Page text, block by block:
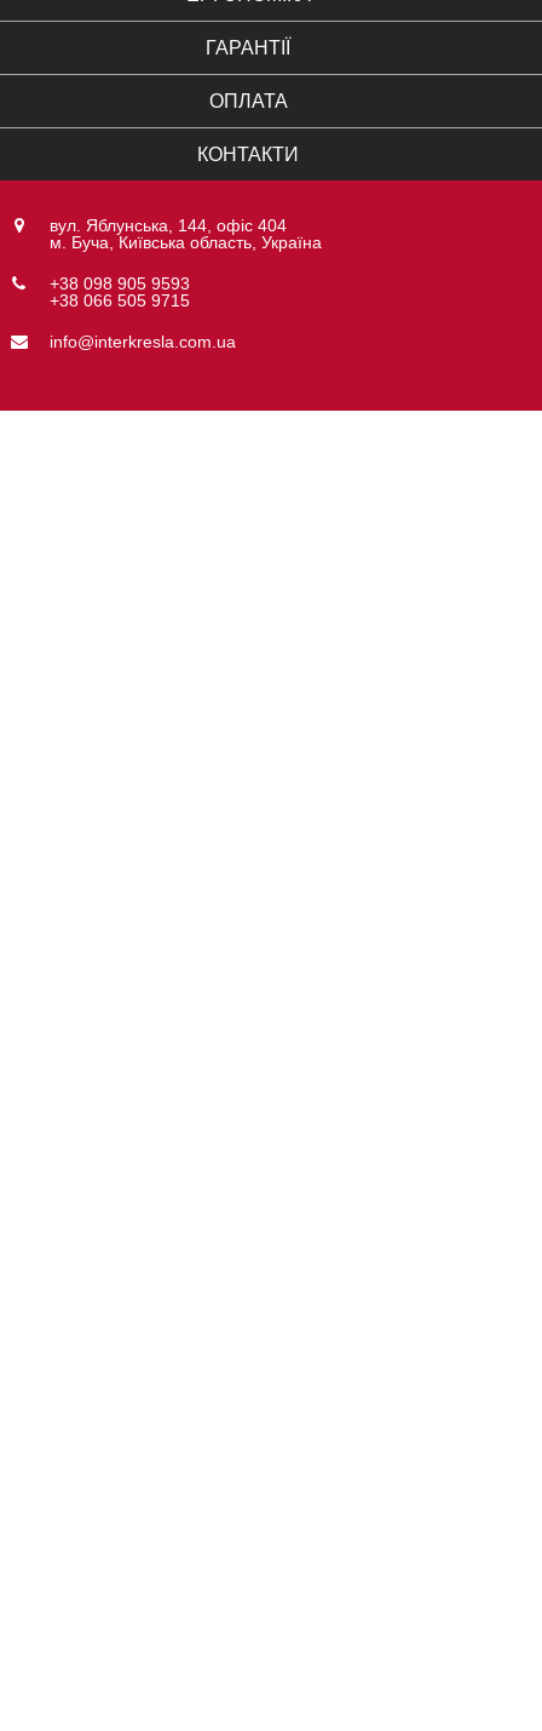
ГАРАНТІЇ
ОПЛАТА
КОНТАКТИ
вул. Яблунська, 144, офіс 404
м. Буча, Київська область, Україна
+38 098 905 9593
+38 066 505 9715
info@interkresla.com.ua